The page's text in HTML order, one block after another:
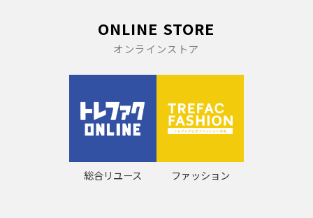
ONLINE STORE
オンラインストア
総合リユース ファッション